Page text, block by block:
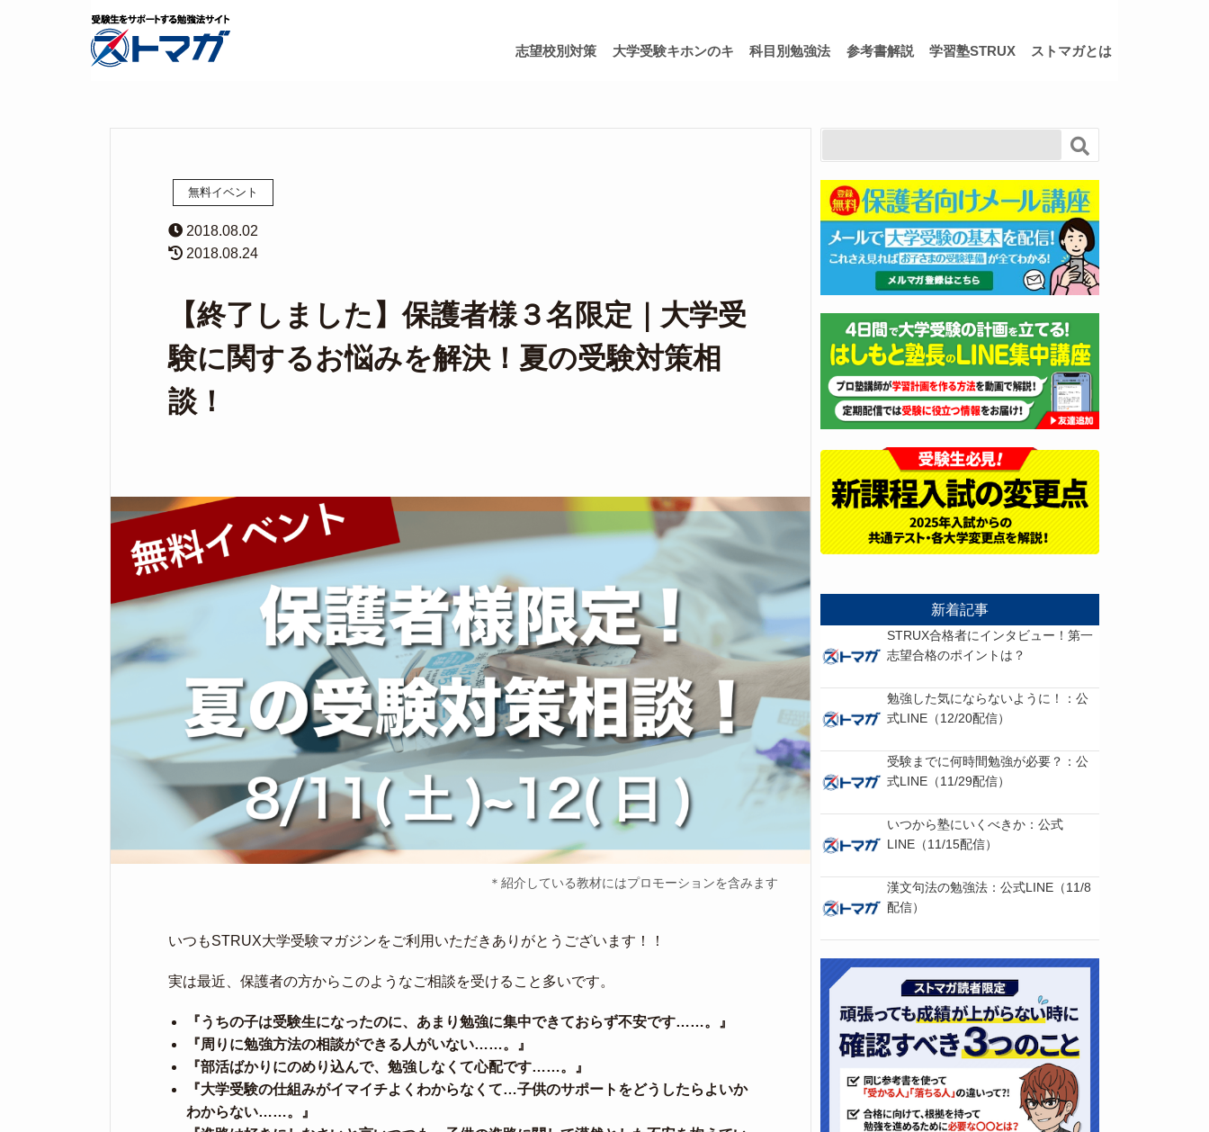
志望校別対策 大学受験キホンのキ 科目別勉強法 参考書解説 学習塾STRUX ストマガとは
無料イベント
2018.08.02
2018.08.24
【終了しました】保護者様３名限定｜大学受
験に関するお悩みを解決！夏の受験対策相
談！
＊紹介している教材にはプロモーションを含みます
いつもSTRUX大学受験マガジンをご利用いただきありがとうございます！！
実は最近、保護者の方からこのようなご相談を受けること多いです。
『うちの子は受験生になったのに、あまり勉強に集中できておらず不安です……。』
『周りに勉強方法の相談ができる人がいない……。』
『部活ばかりにのめり込んで、勉強しなくて心配です……。』
『大学受験の仕組みがイマイチよくわからなくて…子供のサポートをどうしたらよいか
わからない……。』
新着記事
STRUX合格者にインタビュー！第一
志望合格のポイントは？
勉強した気にならないように！：公
式LINE（12/20配信）
受験までに何時間勉強が必要？：公
式LINE（11/29配信）
いつから塾にいくべきか：公式
LINE（11/15配信）
漢文句法の勉強法：公式LINE（11/8
配信）